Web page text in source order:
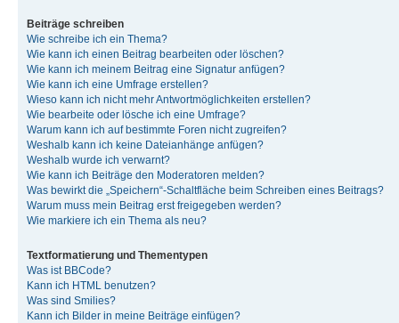
Beiträge schreiben
Wie schreibe ich ein Thema?
Wie kann ich einen Beitrag bearbeiten oder löschen?
Wie kann ich meinem Beitrag eine Signatur anfügen?
Wie kann ich eine Umfrage erstellen?
Wieso kann ich nicht mehr Antwortmöglichkeiten erstellen?
Wie bearbeite oder lösche ich eine Umfrage?
Warum kann ich auf bestimmte Foren nicht zugreifen?
Weshalb kann ich keine Dateianhänge anfügen?
Weshalb wurde ich verwarnt?
Wie kann ich Beiträge den Moderatoren melden?
Was bewirkt die „Speichern“-Schaltfläche beim Schreiben eines Beitrags?
Warum muss mein Beitrag erst freigegeben werden?
Wie markiere ich ein Thema als neu?
Textformatierung und Thementypen
Was ist BBCode?
Kann ich HTML benutzen?
Was sind Smilies?
Kann ich Bilder in meine Beiträge einfügen?